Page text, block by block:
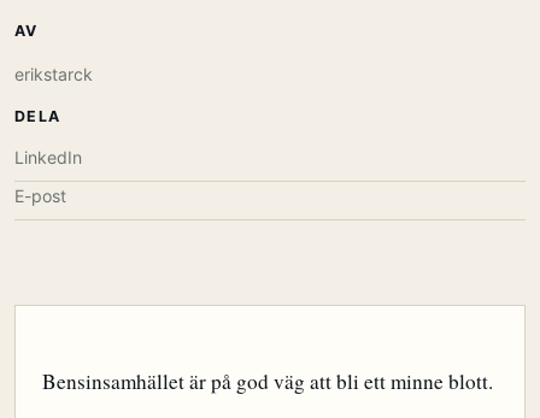
Bensinsamhället är på god väg att bli ett minne blott.
AV
erikstarck
DELA
LinkedIn
E-post